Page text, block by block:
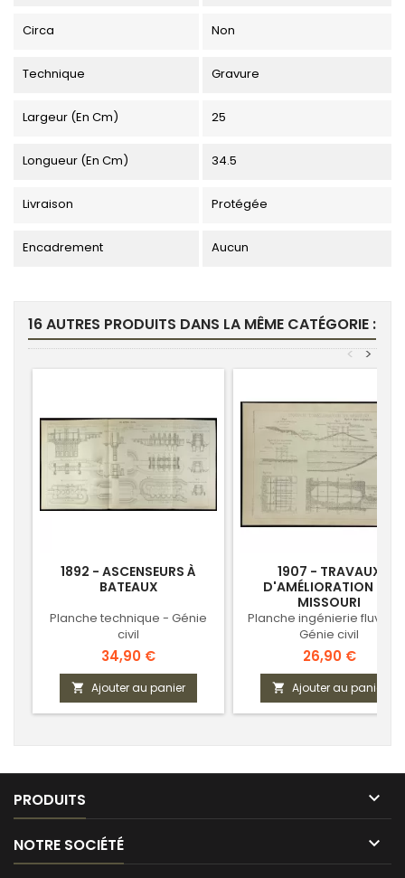
Circa Non
Technique Gravure
Largeur (en Cm) 25
Longueur (en Cm) 34.5
Livraison Protégée
Encadrement Aucun
16 AUTRES PRODUITS DANS LA MÊME CATÉGORIE :
>
<
1892 - ASCENSEURS À
BATEAUX
Planche technique - Génie
civil
Prix
34,90 €
 Ajouter au panier
1907 - TRAVAUX
D'AMÉLIORATION DU
MISSOURI
Planche ingénierie
Génie civil
Prix
26,90 €
 Ajouter au panier
PRODUITS 
NOTRE SOCIÉTÉ 